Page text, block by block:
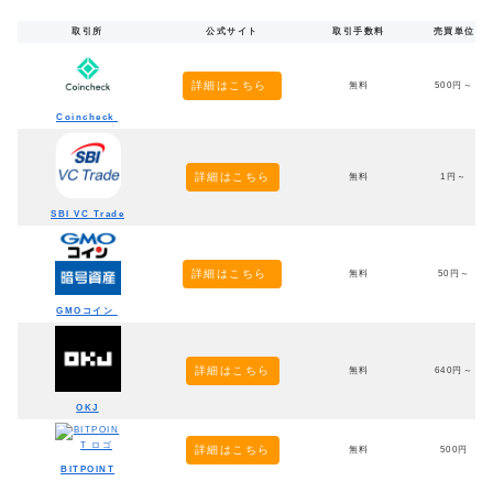
取引所 公式サイト 取引手数料 売買単位
Coincheck
詳細はこちら 無料 500円～
SBI VC Trade
詳細はこちら 無料 1円～
GMOコイン
詳細はこちら 無料 50円～
OKJ
詳細はこちら 無料 640円～
BITPOINT
詳細はこちら 無料 500円